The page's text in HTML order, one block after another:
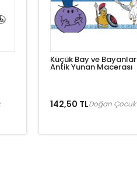
Küçük Bay ve Bayanlar
Antik Yunan Macerası
142,50 TLDoğan Çocuk